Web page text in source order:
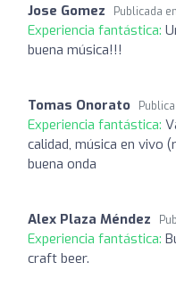
Jose Gomez Publicada en
Experiencia fantástica:
buena música!!!
Tomas Onorato
Experiencia fantástica:
calidad, música en vivo
buena onda
Alex Plaza Méndez
Experiencia fantástica:
craft beer.